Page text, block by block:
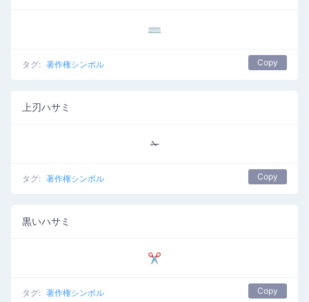
⌨
タグ: 著作権シンボル Copy
上刃ハサミ
✁
タグ: 著作権シンボル Copy
黒いハサミ
✂
タグ: 著作権シンボル Copy